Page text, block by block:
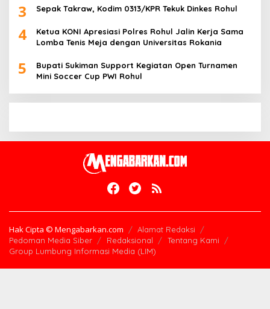
3 Sepak Takraw, Kodim 0313/KPR Tekuk Dinkes Rohul
4
Ketua KONI Apresiasi Polres Rohul Jalin Kerja Sama
Lomba Tenis Meja dengan Universitas Rokania
5
Bupati Sukiman Support Kegiatan Open Turnamen
Mini Soccer Cup PWI Rohul
Hak Cipta © Mengabarkan.com
Alamat Redaksi
Pedoman Media Siber
Redaksional
Tentang Kami
Group Lumbung Informasi Media (LIM)